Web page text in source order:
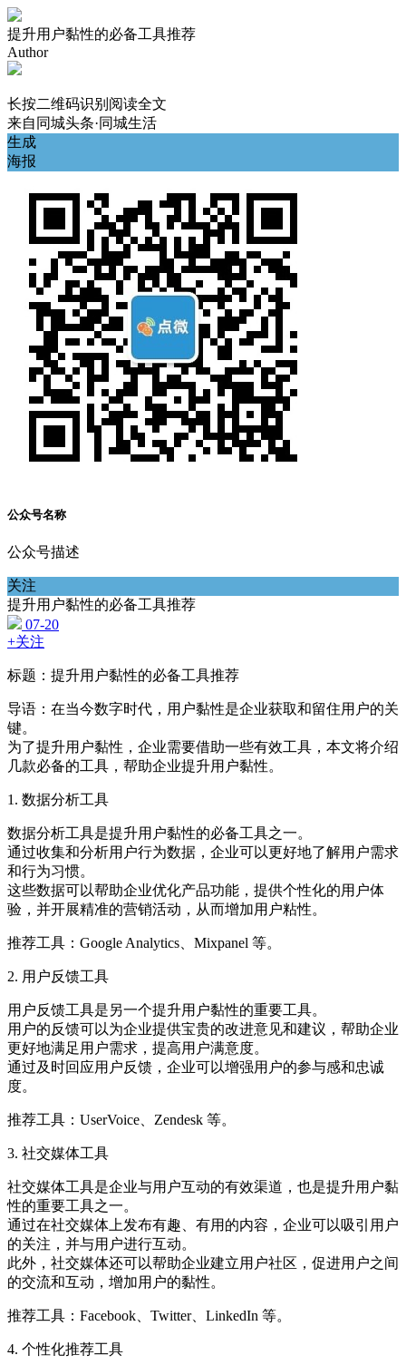
提升用户黏性的必备工具推荐
Author
长按二维码识别阅读全文
来自 同城头条·同城生活
生成
海报
公众号名称
公众号描述
关注
提升用户黏性的必备工具推荐
07-20
+关注
标题：提升用户黏性的必备工具推荐
导语：在当今数字时代，用户黏性是企业获取和留住用户的关
键。
为了提升用户黏性，企业需要借助一些有效工具，本文将介绍
几款必备的工具，帮助企业提升用户黏性。
1. 数据分析工具
数据分析工具是提升用户黏性的必备工具之一。
通过收集和分析用户行为数据，企业可以更好地了解用户需求
和行为习惯。
这些数据可以帮助企业优化产品功能，提供个性化的用户体
验，并开展精准的营销活动，从而增加用户粘性。
推荐工具：Google Analytics、Mixpanel 等。
2. 用户反馈工具
用户反馈工具是另一个提升用户黏性的重要工具。
用户的反馈可以为企业提供宝贵的改进意见和建议，帮助企业
更好地满足用户需求，提高用户满意度。
通过及时回应用户反馈，企业可以增强用户的参与感和忠诚
度。
推荐工具：UserVoice、Zendesk 等。
3. 社交媒体工具
社交媒体工具是企业与用户互动的有效渠道，也是提升用户黏
性的重要工具之一。
通过在社交媒体上发布有趣、有用的内容，企业可以吸引用户
的关注，并与用户进行互动。
此外，社交媒体还可以帮助企业建立用户社区，促进用户之间
的交流和互动，增加用户的黏性。
推荐工具：Facebook、Twitter、LinkedIn 等。
4. 个性化推荐工具